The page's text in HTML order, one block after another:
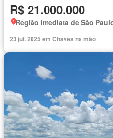
R$ 21.000.000
23 jul. 2025 em Chaves na mão